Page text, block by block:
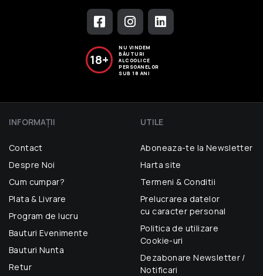
18+
NU VINDEM
BĂUTURI
ALCOOLICE
PERSOANELOR
SUB 18 ANI
INFORMAŢII
Contact
Despre Noi
Cum cumpar?
Plata & Livrare
Program de lucru
Bauturi Evenimente
Bauturi Nunta
Retur
UTILE
Aboneaza-te la Newsletter
Harta site
Termeni & Conditii
Prelucrarea datelor
cu caracter personal
Politica de utilizare
Cookie-uri
Dezabonare Newsletter /
Notificari